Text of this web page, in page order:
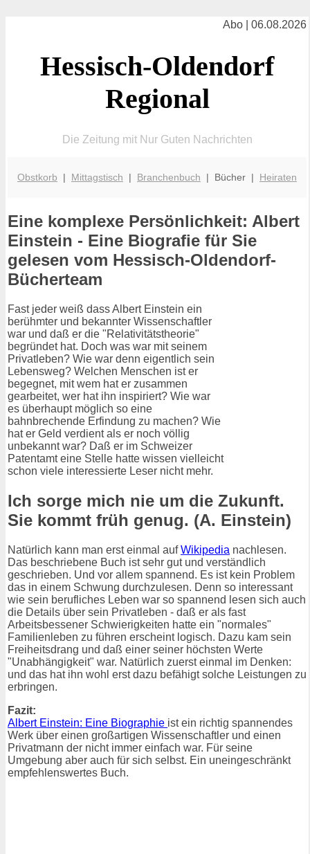
Abo | 06.08.2026
Hessisch-Oldendorf
Regional
Die Zeitung mit Nur Guten Nachrichten
Obstkorb | Mittagstisch | Branchenbuch | Bücher | Heiraten
Eine komplexe Persönlichkeit: Albert
Einstein - Eine Biografie für Sie
gelesen vom Hessisch-Oldendorf-
Bücherteam
Fast jeder weiß dass Albert Einstein ein
berühmter und bekannter Wissenschaftler
war und daß er die "Relativitätstheorie"
begründet hat. Doch was war mit seinem
Privatleben? Wie war denn eigentlich sein
Lebensweg? Welchen Menschen ist er
begegnet, mit wem hat er zusammen
gearbeitet, wer hat ihn inspiriert? Wie war
es überhaupt möglich so eine
bahnbrechende Erfindung zu machen? Wie
hat er Geld verdient als er noch völlig
unbekannt war? Daß er im Schweizer
Patentamt eine Stelle hatte wissen vielleicht
schon viele interessierte Leser nicht mehr.
Ich sorge mich nie um die Zukunft.
Sie kommt früh genug. (A. Einstein)
Natürlich kann man erst einmal aufWikipedia nachlesen.
Das beschriebene Buch ist sehr gut und verständlich
geschrieben. Und vor allem spannend. Es ist kein Problem
das in einem Schwung durchzulesen. Denn so interessant
wie sein berufliches Leben war so spannend lesen sich auch
die Details über sein Privatleben - daß er als fast
Arbeitsbessener Schwierigkeiten hatte ein "normales"
Familienleben zu führen erscheint logisch. Dazu kam sein
Freiheitsdrang und daß einer seiner höchsten Werte
"Unabhängigkeit" war. Natürlich zuerst einmal im Denken:
und das hat ihn wohl erst dazu befähigt solche Leistungen zu
erbringen.
Fazit:
Albert Einstein: Eine Biographie ist ein richtig spannendes
Werk über einen großartigen Wissenschaftler und einen
Privatmann der nicht immer einfach war. Für seine
Umgebung aber auch für sich selbst. Ein uneingeschränkt
empfehlenswertes Buch.